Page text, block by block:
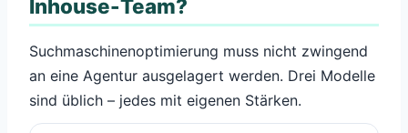
Inhouse-Team?
Suchmaschinenoptimierung muss nicht zwingend
an eine Agentur ausgelagert werden. Drei Modelle
sind üblich – jedes mit eigenen Stärken.